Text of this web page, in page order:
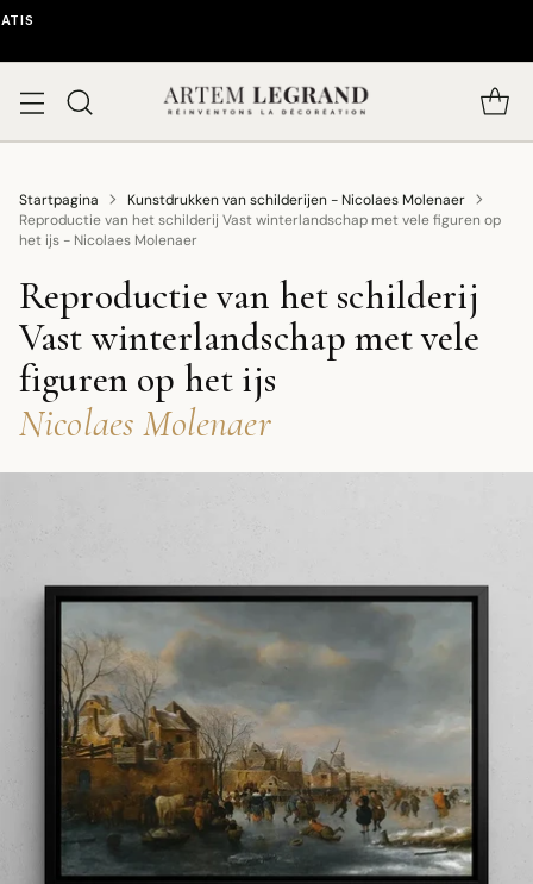
Startpagina
Kunstdrukken van schilderijen - Nicolaes Molenaer
Reproductie van het schilderij Vast winterlandschap met vele figuren op
het ijs - Nicolaes Molenaer
Reproductie van het schilderij
Vast winterlandschap met vele
figuren op het ijs
-
Nicolaes Molenaer